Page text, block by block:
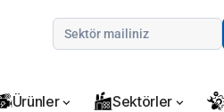
Ürünler Sektörler